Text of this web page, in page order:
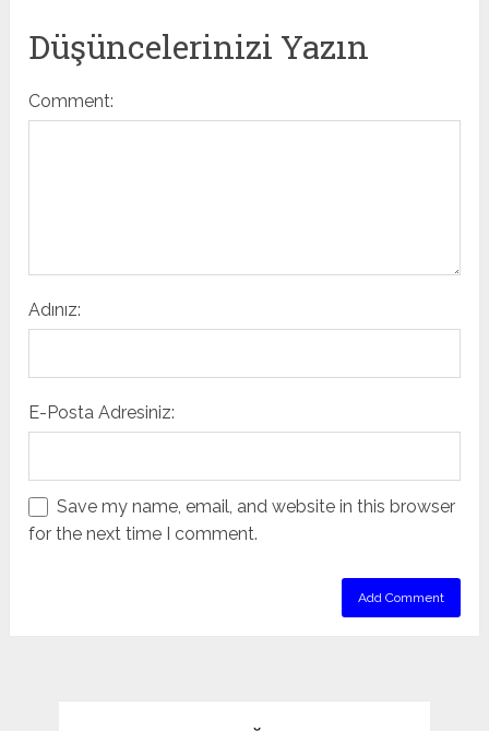
Düşüncelerinizi Yazın
Comment:
Adınız:
E-Posta Adresiniz:
Save my name, email, and website in this browser
for the next time I comment.